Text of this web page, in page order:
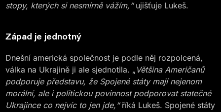
stopy, kterých si nesmírně vážím,“ujišťuje Lukeš.
Západ je jednotný
Dnešní americká společnost je podle něj rozpolcená,
válka na Ukrajině ji ale sjednotila. „ Většina Američanů
podporuje představu, že Spojené státy mají nejenom
morální, ale i politickou povinnost podporovat statečné
Ukrajince co nejvíc to jen jde,“říká Lukeš. Spojené státy